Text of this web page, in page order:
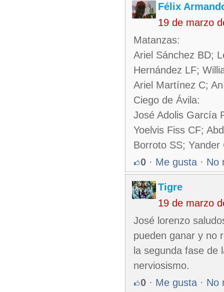
Félix
19 de marzo
Matanzas:
Ariel Sánchez BD;
Hernández LF;
Ariel Martínez C;
Ciego de Ávila:
José Adolis García
Yoelvis Fiss CF;
Borroto SS; Yander
0 · Me gusta · No
Tigre
19 de marzo
José lorenzo
pueden ganar y no
la segunda fase de
nerviosismo.
0 · Me gusta · No